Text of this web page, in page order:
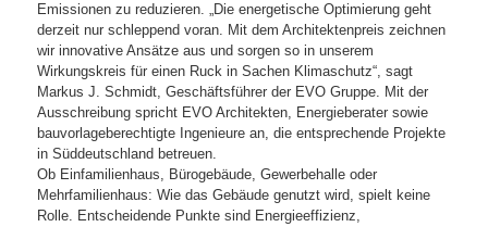
Emissionen zu reduzieren. „Die energetische Optimierung geht
derzeit nur schleppend voran. Mit dem Architektenpreis zeichnen
wir innovative Ansätze aus und sorgen so in unserem
Wirkungskreis für einen Ruck in Sachen Klimaschutz“, sagt
Markus J. Schmidt, Geschäftsführer der EVO Gruppe. Mit der
Ausschreibung spricht EVO Architekten, Energieberater sowie
bauvorlageberechtigte Ingenieure an, die entsprechende Projekte
in Süddeutschland betreuen.
Ob Einfamilienhaus, Bürogebäude, Gewerbehalle oder
Mehrfamilienhaus: Wie das Gebäude genutzt wird, spielt keine
Rolle. Entscheidende Punkte sind Energieeffizienz,